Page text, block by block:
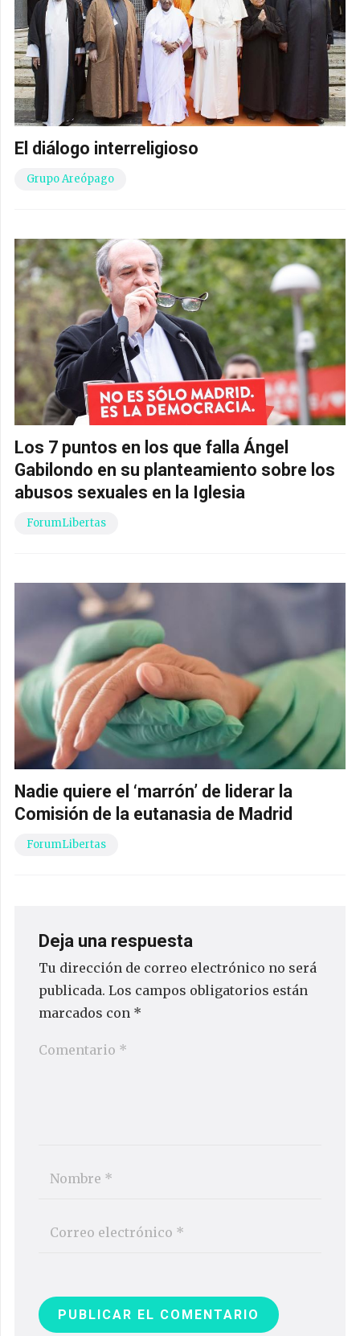
El diálogo interreligioso
Grupo Areópago
Los 7 puntos en los que falla Ángel
Gabilondo en su planteamiento sobre los
abusos sexuales en la Iglesia
ForumLibertas
Nadie quiere el ‘marrón’ de liderar la
Comisión de la eutanasia de Madrid
ForumLibertas
Deja una respuesta
Tu dirección de correo electrónico no será
publicada. Los campos obligatorios están
marcados con *
PUBLICAR EL COMENTARIO